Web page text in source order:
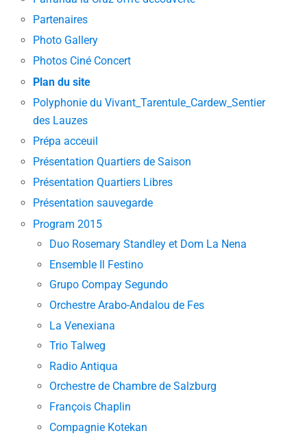
Partenaires
Photo Gallery
Photos Ciné Concert
Plan du site
Polyphonie du Vivant_Tarentule_Cardew_Sentier
des Lauzes
Prépa acceuil
Présentation Quartiers de Saison
Présentation Quartiers Libres
Présentation sauvegarde
Program 2015
Duo Rosemary Standley et Dom La Nena
Ensemble Il Festino
Grupo Compay Segundo
Orchestre Arabo-Andalou de Fes
La Venexiana
Trio Talweg
Radio Antiqua
Orchestre de Chambre de Salzburg
François Chaplin
Compagnie Kotekan